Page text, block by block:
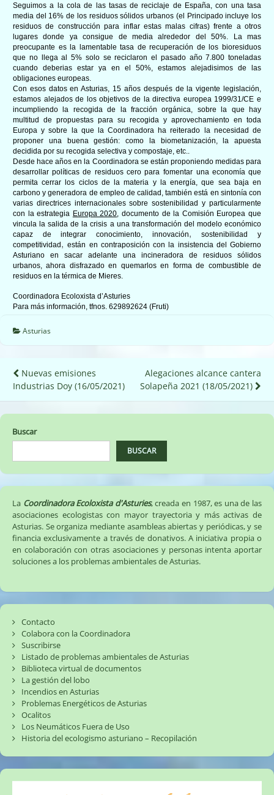
Seguimos a la cola de las tasas de reciclaje de España, con una tasa
media del 16% de los residuos sólidos urbanos (el Principado incluye los
residuos de construcción para inflar estas malas cifras) frente a otros
lugares donde ya consigue de media alrededor del 50%. La mas
preocupante es la lamentable tasa de recuperación de los bioresiduos
que no llega al 5% solo se reciclaron el pasado año 7.800 toneladas
cuando deberias estar ya en el 50%, estamos alejadisimos de las
obligaciones europeas.
Con esos datos en Asturias, 15 años después de la vigente legislación,
estamos alejadosde los objetivos de la directiva europea 1999/31/CE e
incumpliendo la recogida de la fracción orgánica, sobre la que hay
multitud de propuestas para su recogida y aprovechamiento en toda
Europa y sobre la que la Coordinadora ha reiterado la necesidad de
proponer una buena gestión: como la biometanización, la apuesta
decidida por su recogida selectiva y compostaje, etc..
Desde hace años en la Coordinadora se están proponiendo medidas para
desarrollar políticas de residuos cero para fomentar una economía que
permita cerrar los ciclos de la materia y la energía, que sea baja en
carbono y generadora de empleo de calidad también está en sintonía con
varias directrices internacionales sobre sostenibilidad y particularmente
con la estrategia Europa 2020 , documento de la Comisión Europea que
vincula la salida de la crisis a una transformación del modelo económico
capaz de integrar conocimiento, innovación,sostenibilidad y
competitividad,están en contraposición con la insistencia del Gobierno
Asturiano en sacar adelante una incineradora de residuos sólidos
urbanos,ahora disfrazado en quemarlosen forma de combustible de
residuos en la térmica de Mieres.
Coordinadora Ecoloxista d’Asturies
Para más información, tfnos. 629892624 (Fruti)
Asturias
Navegación
de
entradas
Nuevas emisiones
Industrias Doy (16/05/2021)
Alegaciones alcance cantera
Solapeña 2021 (18/05/2021)
Buscar
BUSCAR
La Coordinadora Ecoloxista d'Asturies, creada en 1987, es una de las
asociaciones ecologistas con mayor trayectoria y más activas de
Asturias. Se organiza mediante asambleas abiertas y periódicas, y se
financia exclusivamente a través de donativos. A iniciativa propia o
en colaboración con otras asociaciones y personas intenta aportar
soluciones a los problemas ambientales de Asturias.
Contacto
Colabora con la Coordinadora
Suscribirse
Listado de problemas ambientales de Asturias
Biblioteca virtual de documentos
La gestión del lobo
Incendios en Asturias
Problemas Energéticos de Asturias
Ocalitos
Los Neumáticos Fuera de Uso
Historia del ecologismo asturiano – Recopilación